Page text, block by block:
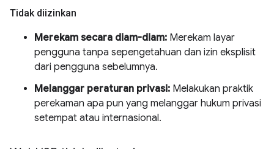
Tidak diizinkan
Merekam secara diam-diam: Merekam layar
pengguna tanpa sepengetahuan dan izin eksplisit
dari pengguna sebelumnya.
Melanggar peraturan privasi: Melakukan praktik
perekaman apa pun yang melanggar hukum privasi
setempat atau internasional.